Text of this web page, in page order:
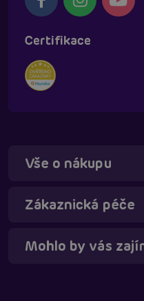
Certifikace
Vše o nákupu
Zákaznická péče
Mohlo by vás
Táňa - virtuální